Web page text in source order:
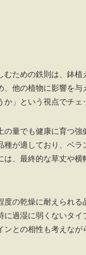
むための鉄則は、鉢
他の植物に影響を
」という視点でチェ
量でも健康に育つ強
が適しており、ベラ
、最終的な草丈や横
の乾燥に耐えられる
過湿に弱くないタ
との相性も考えな